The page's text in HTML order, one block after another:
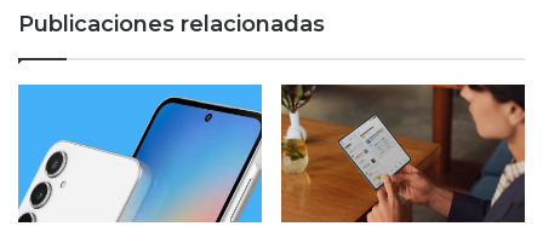
Publicaciones relacionadas